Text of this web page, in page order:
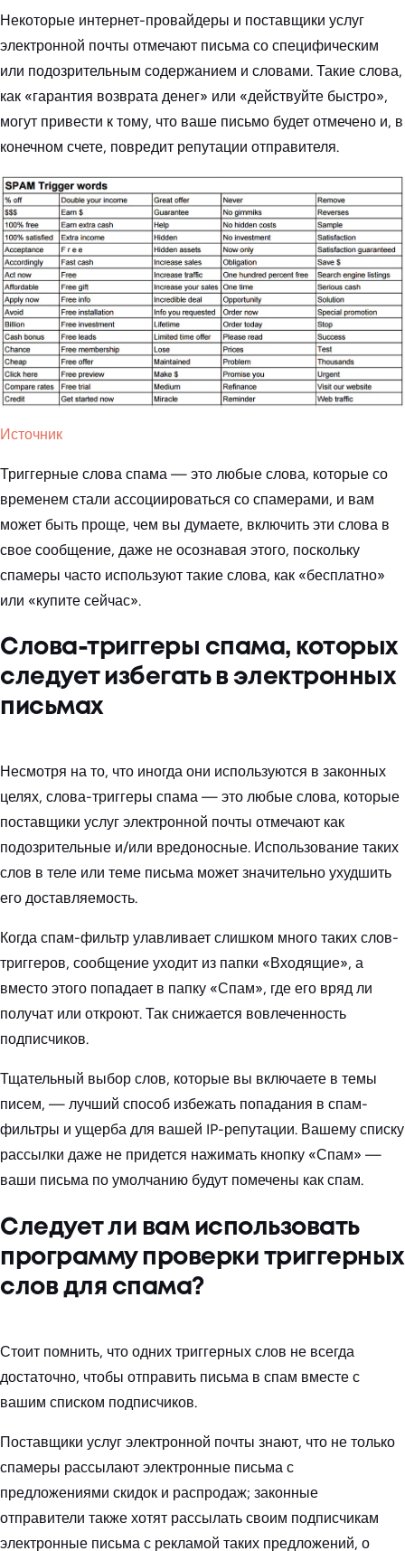
Некоторые интернет-провайдеры и поставщики услуг
электронной почты отмечают письма со специфическим
или подозрительным содержанием и словами. Такие слова,
как «гарантия возврата денег» или «действуйте быстро»,
могут привести к тому, что ваше письмо будет отмечено и, в
конечном счете, повредит репутации отправителя.
Источник
Триггерные слова спама — это любые слова, которые со
временем стали ассоциироваться со спамерами, и вам
может быть проще, чем вы думаете, включить эти слова в
свое сообщение, даже не осознавая этого, поскольку
спамеры часто используют такие слова, как «бесплатно»
или «купите сейчас».
Слова-триггеры спама, которых
следует избегать в электронных
письмах
Несмотря на то, что иногда они используются в законных
целях, слова-триггеры спама — это любые слова, которые
поставщики услуг электронной почты отмечают как
подозрительные и/или вредоносные. Использование таких
слов в теле или теме письма может значительно ухудшить
его доставляемость.
Когда спам-фильтр улавливает слишком много таких слов-
триггеров, сообщение уходит из папки «Входящие», а
вместо этого попадает в папку «Спам», где его вряд ли
получат или откроют. Так снижается вовлеченность
подписчиков.
Тщательный выбор слов, которые вы включаете в темы
писем, — лучший способ избежать попадания в спам-
фильтры и ущерба для вашей IP-репутации. Вашему списку
рассылки даже не придется нажимать кнопку «Спам» —
ваши письма по умолчанию будут помечены как спам.
Следует ли вам использовать
программу проверки триггерных
слов для спама?
Стоит помнить, что одних триггерных слов не всегда
достаточно, чтобы отправить письма в спам вместе с
вашим списком подписчиков.
Поставщики услуг электронной почты знают, что не только
спамеры рассылают электронные письма с
предложениями скидок и распродаж; законные
отправители также хотят рассылать своим подписчикам
электронные письма с рекламой таких предложений, о